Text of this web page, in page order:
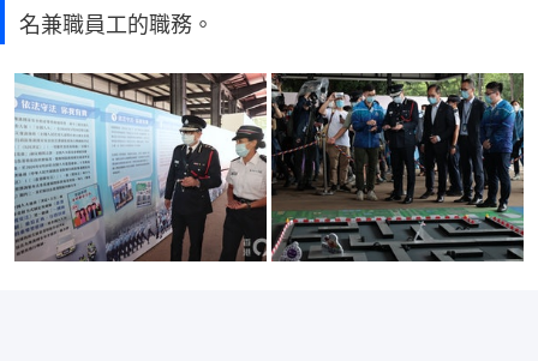
名兼職員工的職務。